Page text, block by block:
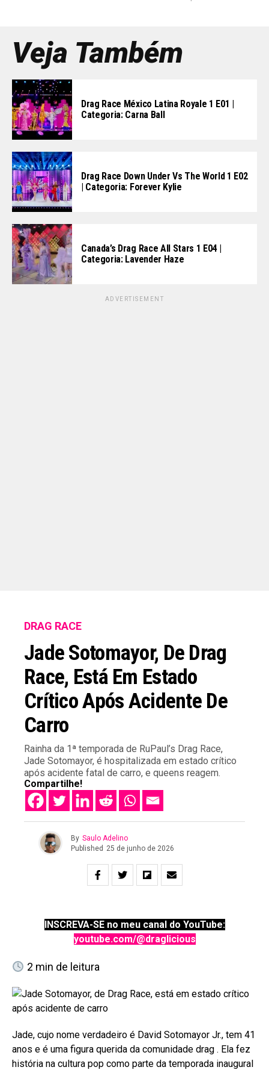
Veja Também
Drag Race México Latina Royale 1 E01 |
Categoria: Carna Ball
Drag Race Down Under Vs The World 1 E02
| Categoria: Forever Kylie
Canada’s Drag Race All Stars 1 E04 |
Categoria: Lavender Haze
ADVERTISEMENT
DRAG RACE
Jade Sotomayor, De Drag
Race, Está Em Estado
Crítico Após Acidente De
Carro
Rainha da 1ª temporada de RuPaul’s Drag Race,
Jade Sotomayor, é hospitalizada em estado crítico
após acidente fatal de carro, e queens reagem.
Compartilhe!
By Saulo Adelino
Published 25 de junho de 2026
INSCREVA-SE no meu canal do YouTube:
youtube.com/@draglicious
2 min de leitura
Jade, cujo nome verdadeiro é David Sotomayor Jr., tem 41
anos e é uma figura querida da comunidade drag . Ela fez
história na cultura pop como parte da temporada inaugural